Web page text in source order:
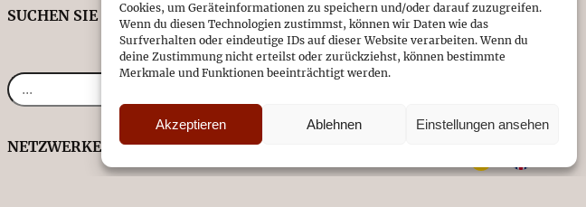
Cookies, um Geräteinformationen zu speichern und/oder darauf zuzugreifen.
Wenn du diesen Technologien zustimmst, können wir Daten wie das
Surfverhalten oder eindeutige IDs auf dieser Website verarbeiten. Wenn du
deine Zustimmung nicht erteilst oder zurückziehst, können bestimmte
Merkmale und Funktionen beeinträchtigt werden.
Akzeptieren Ablehnen Einstellungen ansehen
SUCHEN SIE ETWAS BESTIMMTES?
NETZWERKE